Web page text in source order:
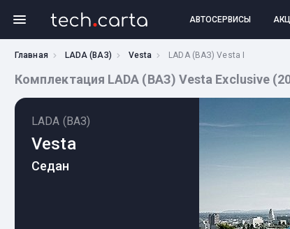
АВТОСЕРВИСЫ
Главная LADA (ВАЗ) Vesta LADA (ВАЗ) Vesta I
Комплектация LADA (ВАЗ) Vesta Exclusive
LADA (ВАЗ)
Vesta
Седан